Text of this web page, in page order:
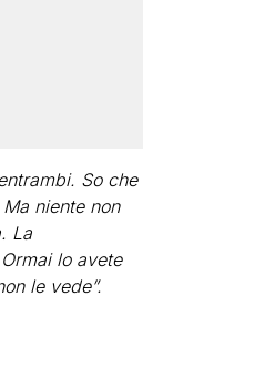
So che
niente non
La
lo avete
le vede”.